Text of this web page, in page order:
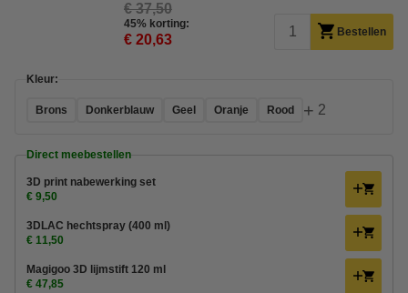
€ 37,50
45% korting:
€ 20,63 Bestellen
Kleur:
Brons Donkerblauw Geel Oranje Rood + 2
Direct meebestellen
3D print nabewerking set
€ 9,50
3DLAC hechtspray (400 ml)
€ 11,50
Magigoo 3D lijmstift 120 ml
€ 47,85